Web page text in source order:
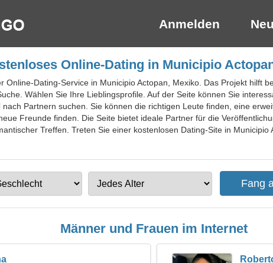
Anmelden
Online-Dating in Municipio
Online-Dating-Service in Municipio Actopan, Mexiko. Das Projekt hilft
Wählen Sie Ihre Lieblingsprofile. Auf der Seite können Sie
Partnern suchen. Sie können die richtigen Leute finden, eine
Freunde finden. Die Seite bietet ideale Partner für die
Treffen. Treten Sie einer kostenlosen Dating-Site in Municipio
Männer und Frauen im Internet